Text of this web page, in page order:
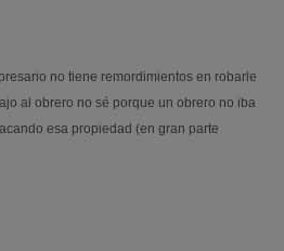
no tiene remordimientos en robarle
al obrero no sé porque un obrero no iba
esa propiedad (en gran parte